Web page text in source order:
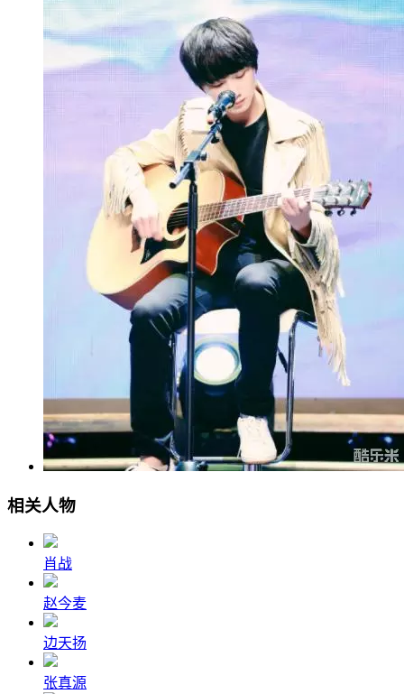
相关人物
肖战
赵今麦
边天扬
张真源